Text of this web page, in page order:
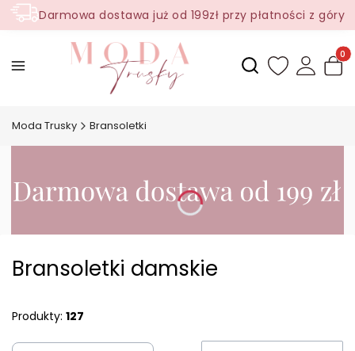
Darmowa dostawa już od 199zł przy płatności z góry
Otwórz
Moda Trusky Bransoletki
Bransoletki damskie
Produkty: 127